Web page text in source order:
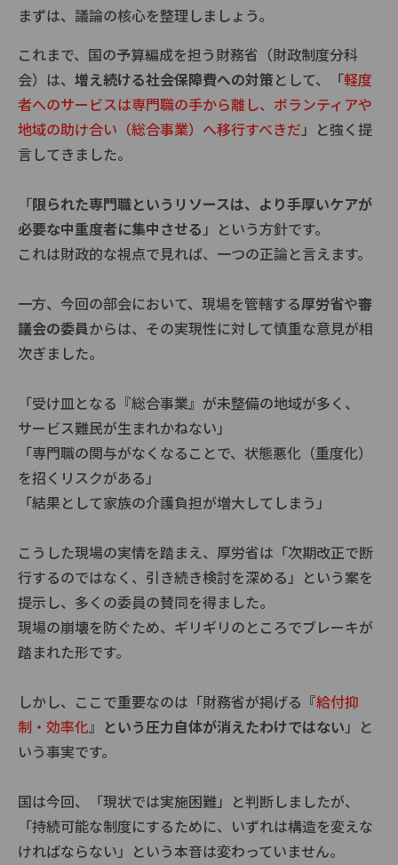
まずは、議論の核心を整理しましょう。
これまで、国の予算編成を担う財務省（財政制度分科
会）は、 増え続ける社会保障費への対策として、「軽度
者へのサービスは専門職の手から離し、ボランティアや
地域の助け合い（総合事業）へ移行すべきだ」と強く提
言してきました。
「限られた専門職というリソースは、より手厚いケアが
必要な中重度者に集中させる」という方針です。
これは財政的な視点で見れば、一つの正論と言えます。
一方、今回の部会において、現場を管轄する厚労省や審
議会の委員からは、その実現性に対して慎重な意見が相
次ぎました。
「受け皿となる『総合事業』が未整備の地域が多く、
サービス難民が生まれかねない」
「専門職の関与がなくなることで、状態悪化（重度化）
を招くリスクがある」
「結果として家族の介護負担が増大してしまう」
こうした現場の実情を踏まえ、厚労省は「次期改正で断
行するのではなく、引き続き検討を深める」という案を
提示し、多くの委員の賛同を得ました。
現場の崩壊を防ぐため、ギリギリのところでブレーキが
踏まれた形です。
しかし、ここで重要なのは「財務省が掲げる『給付抑
制・効率化』 という圧力自体が消えたわけではない」と
いう事実です。
国は今回、「現状では実施困難」と判断しましたが、
「持続可能な制度にするために、いずれは構造を変えな
ければならない」という本音は変わっていません。